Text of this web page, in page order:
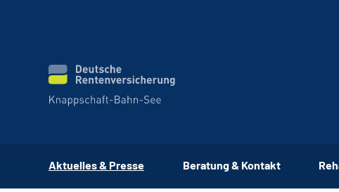
Aktuelles & Presse Beratung & Kontakt